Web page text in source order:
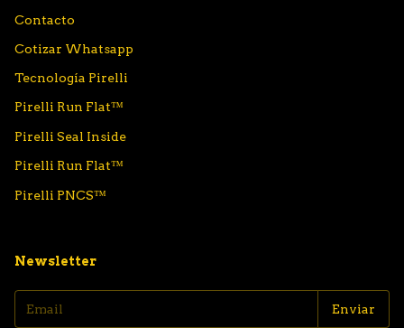
Contacto
Cotizar Whatsapp
Tecnología Pirelli
Pirelli Run Flat™
Pirelli Seal Inside
Pirelli Run Flat™
Pirelli PNCS™
Newsletter